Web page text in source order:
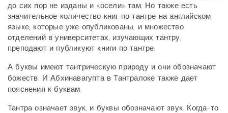
до сих пор не изданы и «осели» там. Но также есть
значительное количество книг по тантре на английском
языке, которые уже опубликованы, и множество
отделений в университетах, изучающих тантру,
преподают и публикуют книги по тантре.
А буквы имеют тантрическую природу и они обозначают
божеств. И Абхинавагупта в Тантралоке также дает
пояснения к буквам.
Тантра означает звук, и буквы обозначают звук. Когда-то